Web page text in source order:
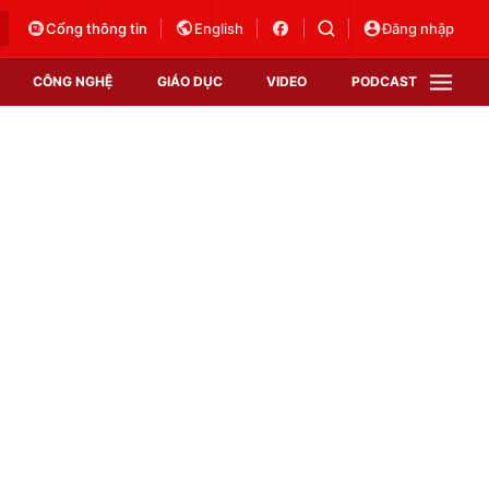
Cổng thông tin English Đăng nhập
CÔNG NGHỆ GIÁO DỤC VIDEO PODCAST